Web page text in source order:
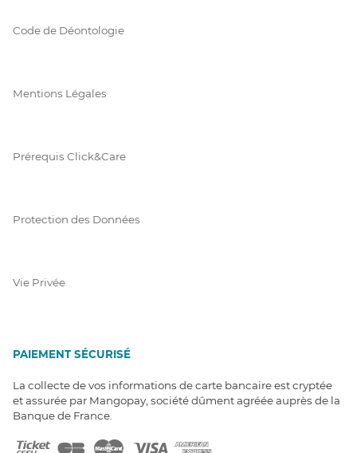
Code de Déontologie
Mentions Légales
Prérequis Click&Care
Protection des Données
Vie Privée
PAIEMENT SÉCURISÉ
La collecte de vos informations de carte bancaire est cryptée
et assurée par Mangopay, société dûment agréée auprès de la
Banque de France.